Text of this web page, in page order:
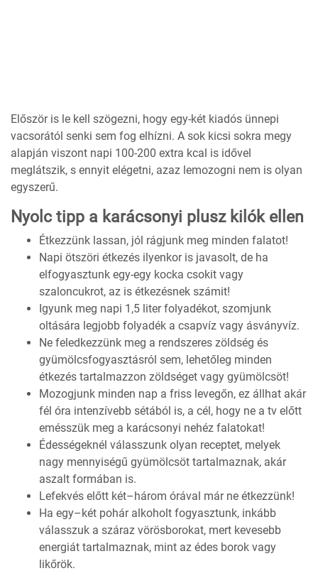
Először is le kell szögezni, hogy egy-két kiadós ünnepi
vacsorától senki sem fog elhízni. A sok kicsi sokra megy
alapján viszont napi 100-200 extra kcal is idővel
meglátszik, s ennyit elégetni, azaz lemozogni nem is olyan
egyszerű.
Nyolc tipp a karácsonyi plusz kilók ellen
Étkezzünk lassan, jól rágjunk meg minden falatot!
Napi ötszöri étkezés ilyenkor is javasolt, de ha
elfogyasztunk egy-egy kocka csokit vagy
szaloncukrot, az is étkezésnek számit!
Igyunk meg napi 1,5 liter folyadékot, szomjunk
oltására legjobb folyadék a csapvíz vagy ásványvíz.
Ne feledkezzünk meg a rendszeres zöldség és
gyümölcsfogyasztásról sem, lehetőleg minden
étkezés tartalmazzon zöldséget vagy gyümölcsöt!
Mozogjunk minden nap a friss levegőn, ez állhat akár
fél óra intenzívebb sétából is, a cél, hogy ne a tv előtt
emésszük meg a karácsonyi nehéz falatokat!
Édességeknél válasszunk olyan receptet, melyek
nagy mennyiségű gyümölcsöt tartalmaznak, akár
aszalt formában is.
Lefekvés előtt két–három órával már ne étkezzünk!
Ha egy–két pohár alkoholt fogyasztunk, inkább
válasszuk a száraz vörösborokat, mert kevesebb
energiát tartalmaznak, mint az édes borok vagy
likőrök.